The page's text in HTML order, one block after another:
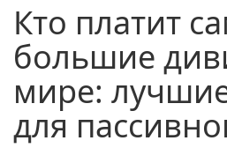
Кто платит
большие
мире:
для